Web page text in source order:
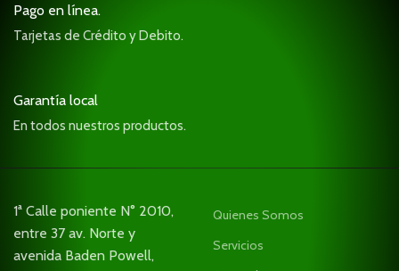
Pago en línea.
Tarjetas de Crédito y Debito.
Garantía local
En todos nuestros productos.
1ª Calle poniente N° 2010,
entre 37 av. Norte y
avenida Baden Powell,
Quienes Somos
Servicios